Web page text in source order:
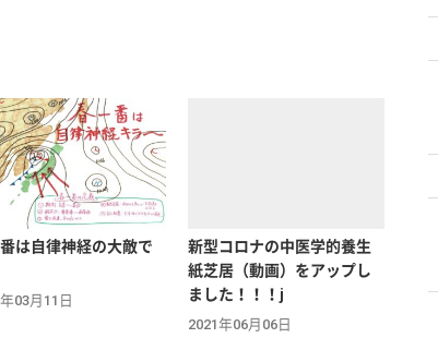
は自律神経の大敵で
03月11日
新型コロナの中医学的養生
紙芝居（動画）をアップし
ました！！！j
2021年06月06日